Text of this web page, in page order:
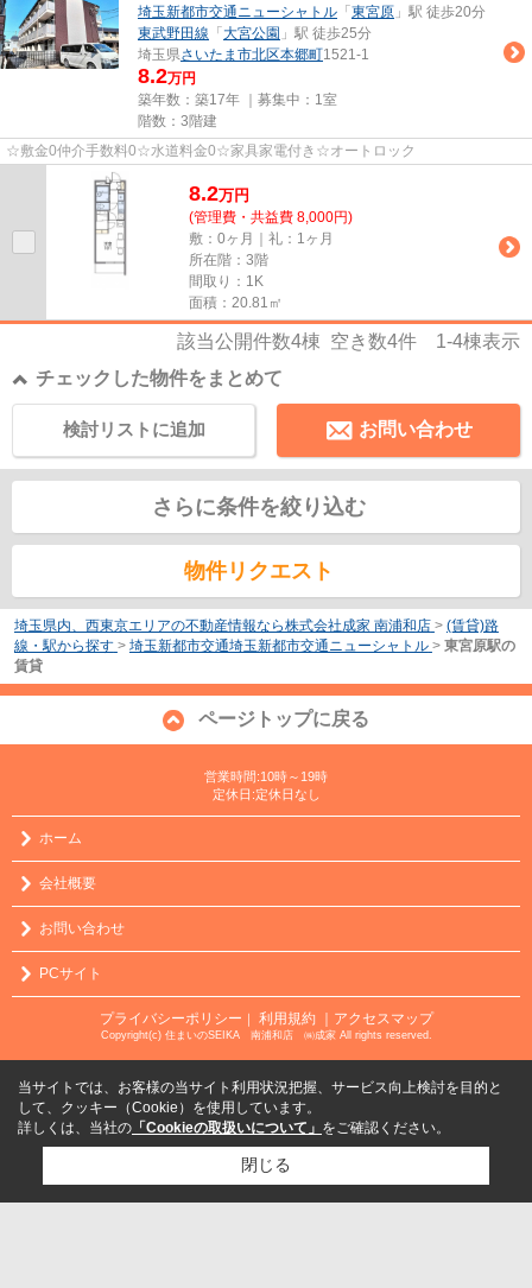
埼玉新都市交通ニューシャトル 「 東宮原 」駅 徒歩20分
東武野田線 「 大宮公園 」駅 徒歩25分
埼玉県さいたま市北区本郷町1521-1
8.2万円
築年数：築17年 ｜募集中： 1室
階数：3階建
☆敷金0仲介手数料0☆水道料金0☆家具家電付き☆オートロック
8.2万円
(管理費・共益費 8,000円)
敷：0ヶ月｜礼：1ヶ月
所在階：3階
間取り：1K
面積：20.81㎡
該当公開件数4棟 空き数4件 1-4棟表示
チェックした物件をまとめて
お問い合わせ
検討リストに追加
さらに条件を絞り込む
物件リクエスト
埼玉県内、西東京エリアの不動産情報なら株式会社成家 南浦和店 > (賃貸)路
線・駅から探す > 埼玉新都市交通埼玉新都市交通ニューシャトル > 東宮原駅の
賃貸
ページトップに戻る
営業時間:10時～19時
定休日:定休日なし
ホーム
会社概要
お問い合わせ
PCサイト
プライバシーポリシー ｜ 利用規約 ｜アクセスマップ
Copyright(c) 住まいのSEIKA 南浦和店 ㈱成家 All rights reserved.
当サイトでは、お客様の当サイト利用状況把握、サービス向上検討を目的と
して、クッキー（Cookie）を使用しています。
詳しくは、当社の 「Cookieの取扱いについて」 をご確認ください。
閉じる